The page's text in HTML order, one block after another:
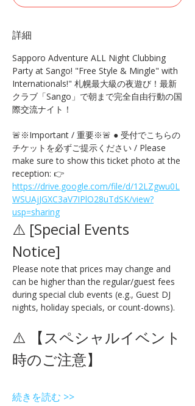
詳細
Sapporo Adventure ALL Night Clubbing
Party at Sango! "Free Style & Mingle" with
Internationals!" 札幌最大級の夜遊び！最新
クラブ「Sango」で朝まで完全自由行動の国
際交流ナイト！
🚨※Important / 重要※🚨 ● 受付でこちらの
チケットを必ずご提示ください / Please
make sure to show this ticket photo at the
reception: 👉
https://drive.google.com/file/d/12LZgwu0L
WSUAjJGXC3aV7IPlO28uTdSK/view?
usp=sharing
⚠️ [Special Events
Notice]
Please note that prices may change and
can be higher than the regular/guest fees
during special club events (e.g., Guest DJ
nights, holiday specials, or count-downs).
⚠️ 【スペシャルイベント
時のご注意】
続きを読む >>